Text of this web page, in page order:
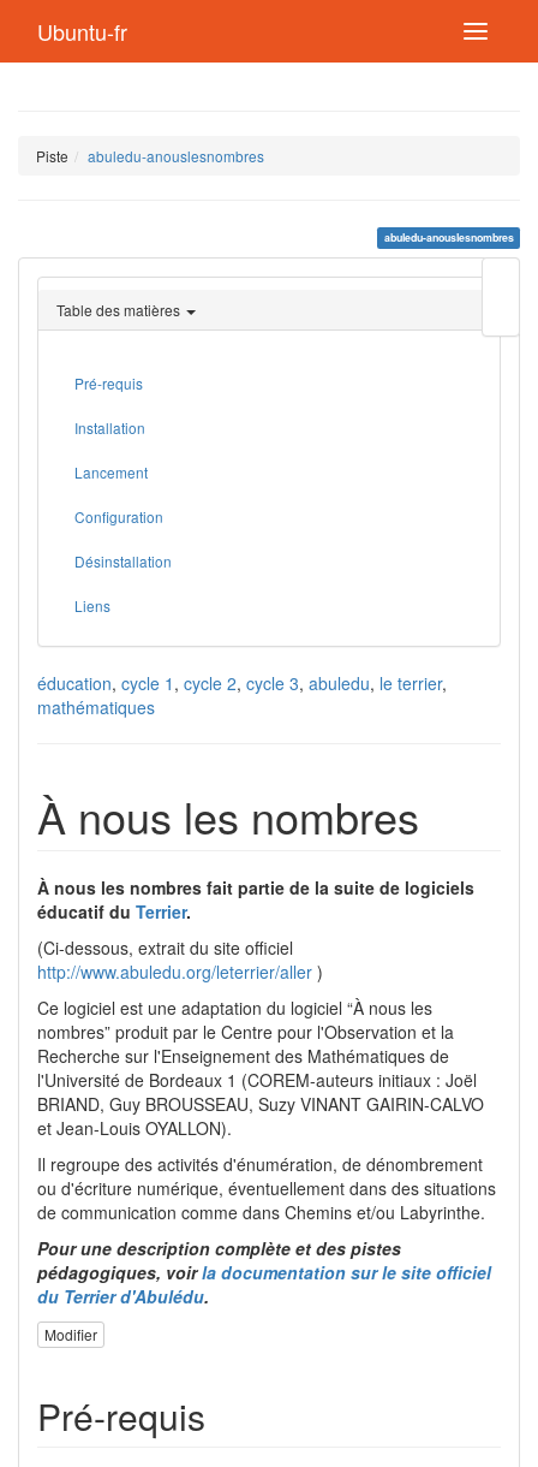
Ubuntu-fr
Piste abuledu-anouslesnombres
abuledu-anouslesnombres
page
Table des matières
Pré-requis
Installation
Lancement
Configuration
Désinstallation
Liens
éducation, cycle 1 , cycle 2, cycle 3, abuledu, le terrier,
mathématiques
À nous les nombres
À nous les nombres fait partie de la suite de logiciels
éducatif du Terrier.
(Ci-dessous, extrait du site officiel
http://www.abuledu.org/leterrier/aller )
Ce logiciel est une adaptation du logiciel “À nous les
nombres” produit par le Centre pour l'Observation et la
Recherche sur l'Enseignement des Mathématiques de
l'Université de Bordeaux 1 (COREM-auteurs initiaux : Joël
BRIAND, Guy BROUSSEAU, Suzy VINANT GAIRIN-CALVO
et Jean-Louis OYALLON).
Il regroupe des activités d'énumération, de dénombrement
ou d'écriture numérique, éventuellement dans des situations
de communication comme dans Chemins et/ou Labyrinthe.
Pour une description complète et des pistes
pédagogiques, voirla documentation sur le site officiel
du Terrier d'Abulédu.
Modifier
Pré-requis